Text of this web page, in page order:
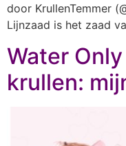
door KrullenTemmer
Lijnzaad is het zaad
Water
krullen: